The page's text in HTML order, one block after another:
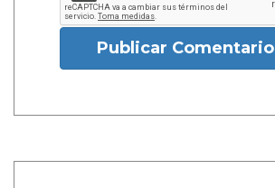
Publicar Comentario